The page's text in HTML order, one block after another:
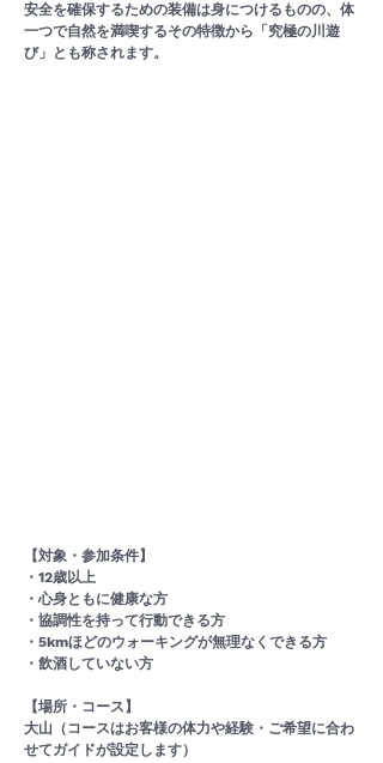
安全を確保するための装備は身につけるものの、体
一つで自然を満喫するその特徴から「究極の川遊
び」とも称されます。
【対象・参加条件】
・12歳以上
・心身ともに健康な方
・協調性を持って行動できる方
・5kmほどのウォーキングが無理なくできる方
・飲酒していない方
【場所・コース】
大山（コースはお客様の体力や経験・ご希望に合わ
せてガイドが設定します）